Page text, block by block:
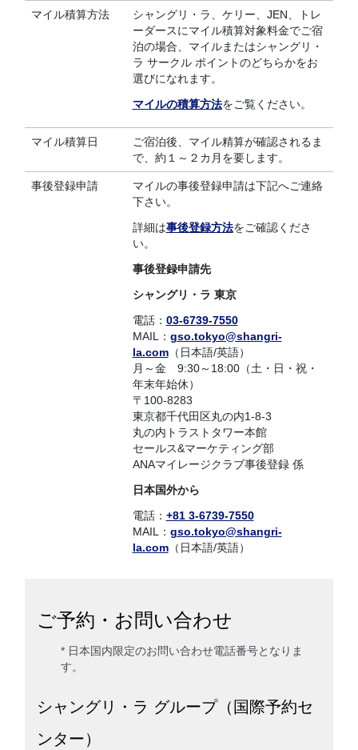
マイル積算方法
シャングリ・ラ、ケリー、JEN、トレ
ーダースにマイル積算対象料金でご宿
泊の場合、マイルまたはシャングリ・
ラ サークル ポイントのどちらかをお
選びになれます。
マイルの積算方法をご覧ください。
マイル積算日
ご宿泊後、マイル精算が確認されるま
で、約１～２カ月を要します。
事後登録申請
マイルの事後登録申請は下記へご連絡
下さい。
詳細は事後登録方法をご確認くださ
い。
事後登録申請先
シャングリ・ラ 東京
電話： 03-6739-7550
MAIL： gso.tokyo@shangri-
la.com（日本語/英語）
月～金 9:30～18:00（土・日・祝・
年末年始休）
〒100-8283
東京都千代田区丸の内1-8-3
丸の内トラストタワー本館
セールス&マーケティング部
ANAマイレージクラブ事後登録 係
日本国外から
電話： +81 3-6739-7550
MAIL： gso.tokyo@shangri-
la.com（日本語/英語）
ご予約・お問い合わせ
* 日本国内限定のお問い合わせ電話番号となりま
す。
シャングリ・ラ グループ（国際予約セ
ンター）